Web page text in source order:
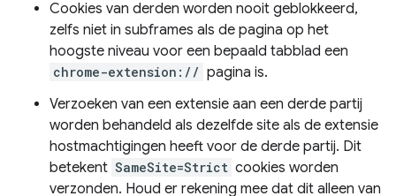
Cookies van derden worden nooit geblokkeerd,
zelfs niet in subframes als de pagina op het
hoogste niveau voor een bepaald tabblad een
chrome-extension:// pagina is.
Verzoeken van een extensie aan een derde partij
worden behandeld als dezelfde site als de extensie
hostmachtigingen heeft voor de derde partij. Dit
betekent SameSite=Strict cookies worden
verzonden. Houd er rekening mee dat dit alleen van